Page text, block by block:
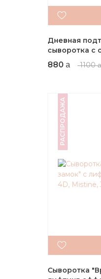
Дневная
сыворотка с
880 1100
РАСПРОДАЖА
Сыворотка